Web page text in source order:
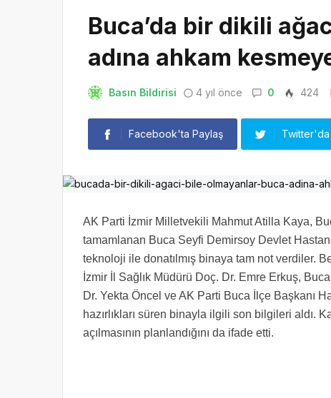
Buca’da bir dikili
adına ahkam
Basın Bildirisi 4 yıl önce 0 424
Facebook'ta Paylaş Twitter'da
AK Parti İzmir Milletvekili Mahmut Atilla Kaya,
tamamlanan Buca Seyfi Demirsoy Devlet
teknoloji ile donatılmış binaya tam not verdiler.
İzmir İl Sağlık Müdürü Doç. Dr. Emre Erkuş,
Dr. Yekta Öncel ve AK Parti Buca İlçe Başkanı
hazırlıkları süren binayla ilgili son bilgileri aldı.
açılmasının planlandığını da ifade etti.